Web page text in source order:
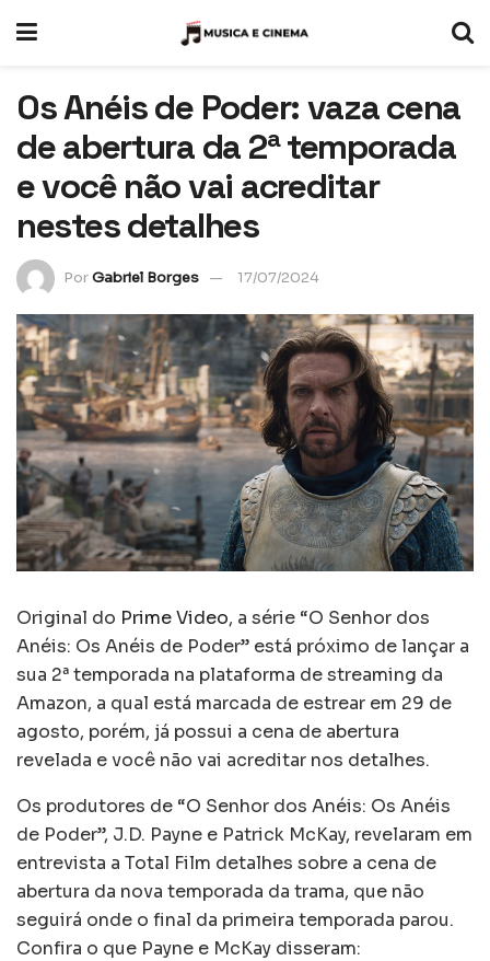
Os Anéis de Poder: vaza cena
de abertura da 2ª temporada
e você não vai acreditar
nestes detalhes
PorGabriel Borges 17/07/2024
Original do Prime Video, a série “O Senhor dos
Anéis: Os Anéis de Poder” está próximo de lançar a
sua 2ª temporada na plataforma de streaming da
Amazon, a qual está marcada de estrear em 29 de
agosto, porém, já possui a cena de abertura
revelada e você não vai acreditar nos detalhes.
Os produtores de “O Senhor dos Anéis: Os Anéis
de Poder”, J.D. Payne e Patrick McKay, revelaram em
entrevista a Total Film detalhes sobre a cena de
abertura da nova temporada da trama, que não
seguirá onde o final da primeira temporada parou.
Confira o que Payne e McKay disseram: